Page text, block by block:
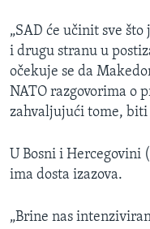
„SAD će učinit sve
i drugu stranu u
očekuje se da
NATO razgovorima o
zahvaljujući tome,
U Bosni i
ima dosta izazova.
„Brine nas